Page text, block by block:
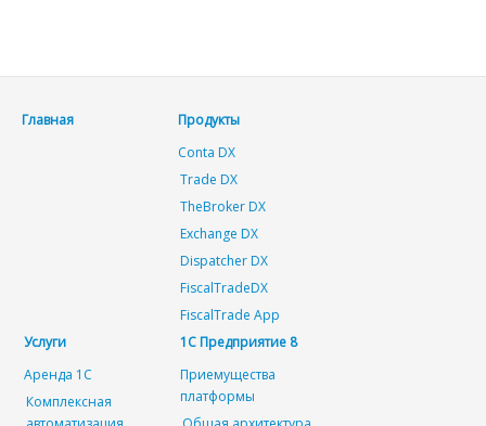
Главная
Продукты
Conta DX
Trade DX
TheBroker DX
Exchange DX
Dispatcher DX
FiscalTradeDX
FiscalTrade App
Услуги
Аренда 1С
Комплексная
1С Предприятие 8
Приемущества
платформы